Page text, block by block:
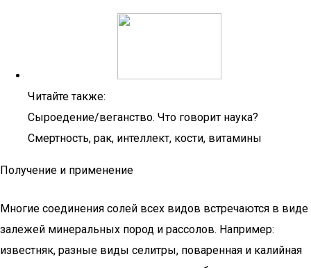
Читайте также:
Сыроедение/веганство. Что говорит наука?
Смертность, рак, интеллект, кости, витамины
Получение и применение
Многие соединения солей всех видов встречаются в виде
залежей минеральных пород и рассолов. Например:
известняк, разные виды селитры, поваренная и калийная